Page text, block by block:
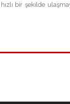
bir şekilde